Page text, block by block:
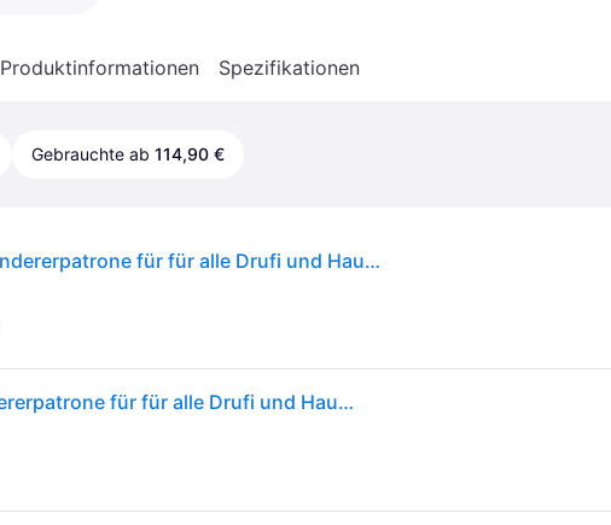
Produktinformationen Spezifikationen
Gebrauchte ab 114,90 €
SYR Sasserath Druckmindererpatrone für für alle Drufi und Hauswasserstationen bis DN 32, Drufi DFR/DFF bis Baujahr 2010 2315.00.910
SYR Sasserath Druckmindererpatrone für für alle Drufi und Hauswasserstationen bis DN 32, Drufi DFR/DFF bis Baujahr 2010 2315.00.910